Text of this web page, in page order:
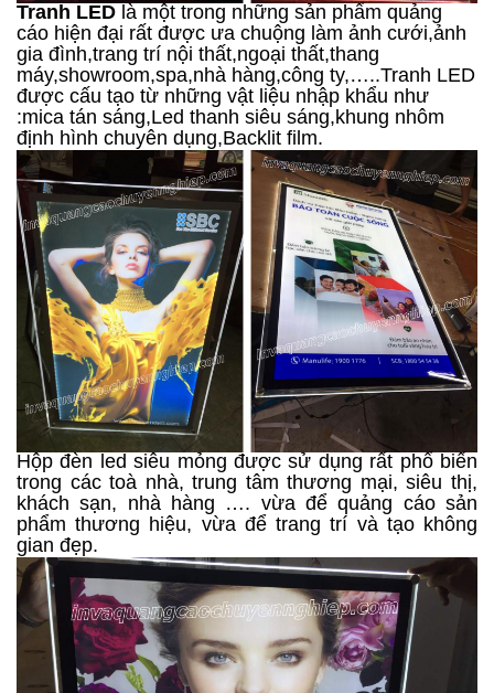
Tranh LED là một trong những sản phẩm quảng
cáo hiện đại rất được ưa chuộng làm ảnh cưới,ảnh
gia đình,trang trí nội thất,ngoại thất,thang
máy,showroom,spa,nhà hàng,công ty,…..Tranh LED
được cấu tạo từ những vật liệu nhập khẩu như
:mica tán sáng,Led thanh siêu sáng,khung nhôm
định hình chuyên dụng,Backlit film.
Hộp đèn led siêu mỏng được sử dụng rất phổ biến
trong các toà nhà, trung tâm thương mại, siêu thị,
khách sạn, nhà hàng …. vừa để quảng cáo sản
phẩm thương hiệu, vừa để trang trí và tạo không
gian đẹp.